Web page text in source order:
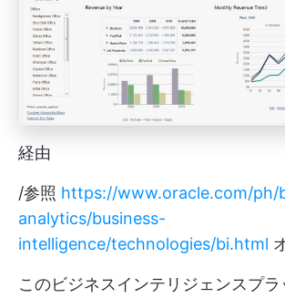
経由
/参照 https://www.oracle.com/ph/
analytics/business-
intelligence/technologies/bi.html
このビジネスインテリジェンスプラ